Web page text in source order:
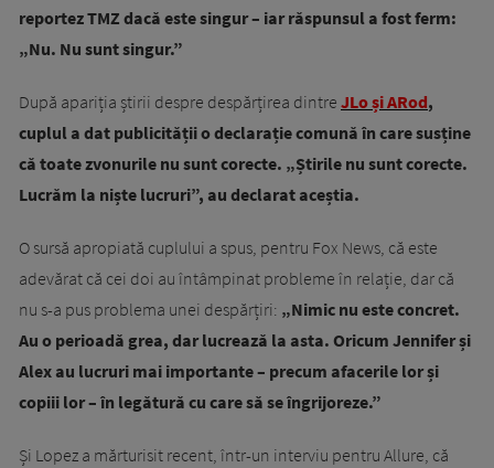
reportez TMZ dacă este singur – iar răspunsul a fost ferm:
„Nu. Nu sunt singur.”
După apariția știrii despre despărțirea dintre JLo și ARod,
cuplul a dat publicității o declarație comună în care susține
că toate zvonurile nu sunt corecte. „Știrile nu sunt corecte.
Lucrăm la niște lucruri”, au declarat aceștia.
O sursă apropiată cuplului a spus, pentru Fox News, că este
adevărat că cei doi au întâmpinat probleme în relație, dar că
nu s-a pus problema unei despărțiri: „Nimic nu este concret.
Au o perioadă grea, dar lucrează la asta. Oricum Jennifer și
Alex au lucruri mai importante – precum afacerile lor și
copiii lor – în legătură cu care să se îngrijoreze.”
Și Lopez a mărturisit recent, într-un interviu pentru Allure, că